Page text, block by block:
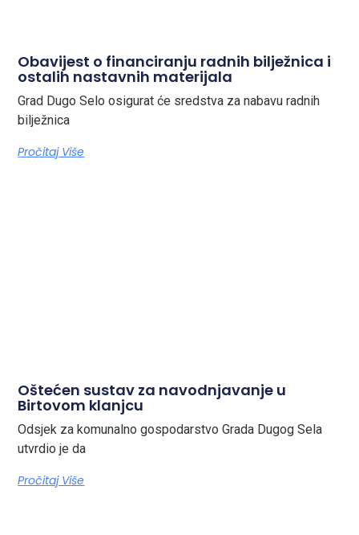
Obavijest o financiranju radnih bilježnica i
ostalih nastavnih materijala
Grad Dugo Selo osigurat će sredstva za nabavu radnih
bilježnica
Pročitaj Više
Oštećen sustav za navodnjavanje u
Birtovom klanjcu
Odsjek za komunalno gospodarstvo Grada Dugog Sela
utvrdio je da
Pročitaj Više